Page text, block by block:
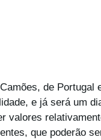
de Portugal
e já será um
valores
que poderão